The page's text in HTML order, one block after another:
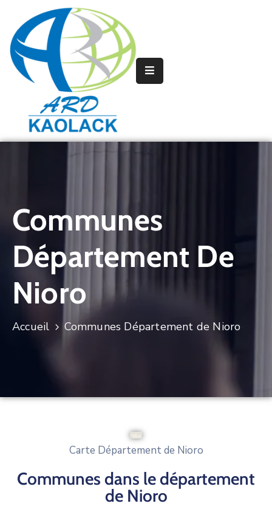
Accueil
L’agence
Projets
Programmes
Actualités
Documents
Communes
Département De
Nioro
Accueil Communes Département de Nioro
Carte Département de Nioro
Communes dans le département
de Nioro